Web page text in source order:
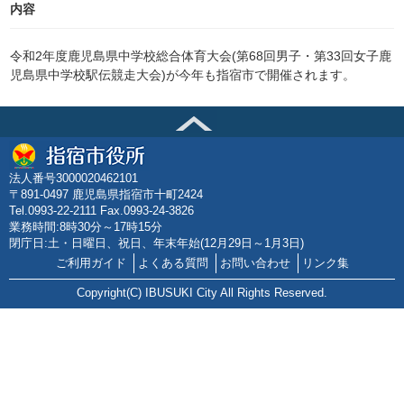
内容
令和2年度鹿児島県中学校総合体育大会(第68回男子・第33回女子鹿
児島県中学校駅伝競走大会)が今年も指宿市で開催されます。
法人番号3000020462101
〒891-0497 鹿児島県指宿市十町2424
Tel.0993-22-2111 Fax.0993-24-3826
業務時間:8時30分～17時15分
閉庁日:土・日曜日、祝日、年末年始(12月29日～1月3日)
ご利用ガイド
よくある質問 お問い合わせ リンク集
Copyright(C) IBUSUKI City All Rights Reserved.